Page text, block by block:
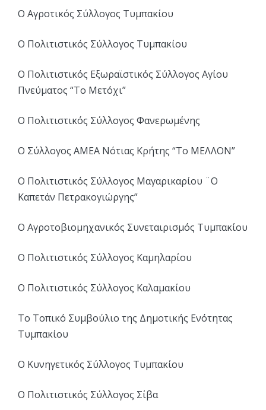
Ο Αγροτικός Σύλλογος Τυμπακίου
Ο Πολιτιστικός Σύλλογος Τυμπακίου
Ο Πολιτιστικός Εξωραϊστικός Σύλλογος Αγίου
Πνεύματος “Το Μετόχι”
Ο Πολιτιστικός Σύλλογος Φανερωμένης
Ο Σύλλογος ΑΜΕΑ Νότιας Κρήτης “Το ΜΕΛΛΟΝ”
Ο Πολιτιστικός Σύλλογος Μαγαρικαρίου ¨Ο
Καπετάν Πετρακογιώργης”
Ο Αγροτοβιομηχανικός Συνεταιρισμός Τυμπακίου
Ο Πολιτιστικός Σύλλογος Καμηλαρίου
Ο Πολιτιστικός Σύλλογος Καλαμακίου
Το Τοπικό Συμβούλιο της Δημοτικής Ενότητας
Τυμπακίου
Ο Κυνηγετικός Σύλλογος Τυμπακίου
Ο Πολιτιστικός Σύλλογος Σίβα